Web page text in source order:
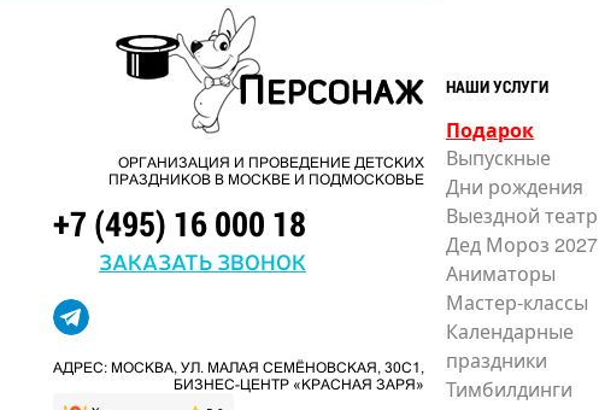
ОРГАНИЗАЦИЯ И ПРОВЕДЕНИЕ ДЕТСКИХ
ПРАЗДНИКОВ В МОСКВЕ И ПОДМОСКОВЬЕ
+7 (495) 16 000 18
ЗАКАЗАТЬ ЗВОНОК
АДРЕС: МОСКВА, УЛ. МАЛАЯ СЕМЁНОВСКАЯ, 30С1,
БИЗНЕС-ЦЕНТР «КРАСНАЯ ЗАРЯ»
НАШИ УСЛУГИ
Подарок
Выпускные
Дни рождения
Выездной театр
Дед Мороз 2027
Аниматоры
Мастер-классы
Календарные
праздники
Тимбилдинги